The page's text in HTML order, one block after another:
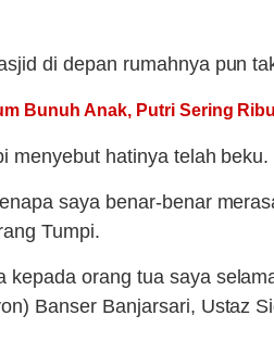
di depan rumahnya pun
Bunuh Anak, Putri Sering
menyebut hatinya telah
saya benar-benar
Tumpi.
kepada orang tua saya
Banser Banjarsari, Ustaz